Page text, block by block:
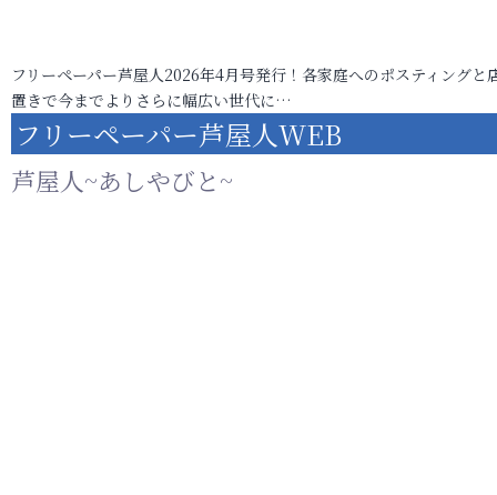
フリーペーパー芦屋人2026年4月号発行！各家庭へのポスティングと
置きで今までよりさらに幅広い世代に…
フリーペーパー芦屋人WEB
芦屋人~あしやびと~